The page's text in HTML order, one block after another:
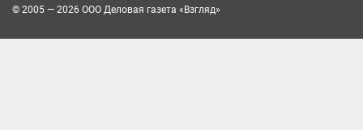
© 2005 — 2026 ООО Деловая газета «Взгляд»